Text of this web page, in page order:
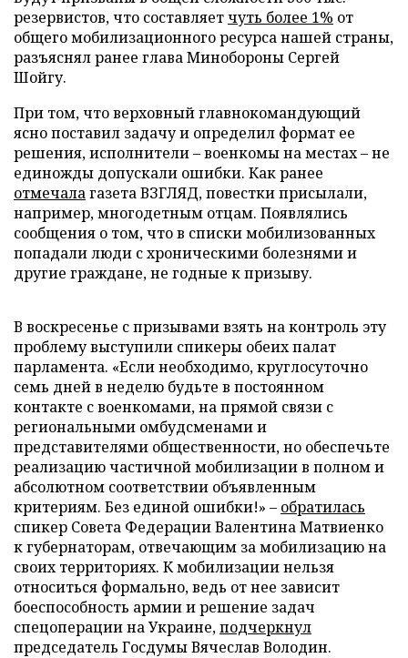
резервистов, что составляетчуть более 1% от
общего мобилизационного ресурса нашей страны,
разъяснял ранее глава Минобороны Сергей
Шойгу.
При том, что верховный главнокомандующий
ясно поставил задачу и определил формат ее
решения, исполнители – военкомы на местах – не
единожды допускали ошибки. Как ранее
отмечалагазета ВЗГЛЯД, повестки присылали,
например, многодетным отцам. Появлялись
сообщения о том, что в списки мобилизованных
попадали люди с хроническими болезнями и
другие граждане, не годные к призыву.
В воскресенье с призывами взять на контроль эту
проблему выступили спикеры обеих палат
парламента. «Если необходимо, круглосуточно
семь дней в неделю будьте в постоянном
контакте с военкомами, на прямой связи с
региональными омбудсменами и
представителями общественности, но обеспечьте
реализацию частичной мобилизации в полном и
абсолютном соответствии объявленным
критериям. Без единой ошибки!» – обратилась
спикер Совета Федерации Валентина Матвиенко
к губернаторам, отвечающим за мобилизацию на
своих территориях. К мобилизации нельзя
относиться формально, ведь от нее зависит
боеспособность армии и решение задач
спецоперации на Украине,подчеркнул
председатель Госдумы Вячеслав Володин.